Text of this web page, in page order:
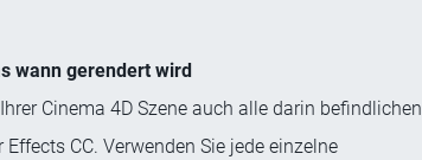
wann gerendert wird
Cinema 4D Szene auch alle darin befindlichen
CC. Verwenden Sie jede einzelne